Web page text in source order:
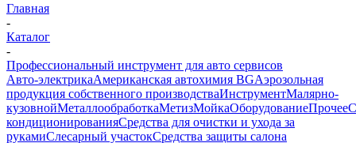
Главная
-
Каталог
-
Профессиональный инструмент для авто сервисов
Авто-электрикаАмериканская автохимия BGАэрозольная
продукция собственного производстваИнструментМалярно-
кузовнойМеталлообработкаМетизМойкаОборудованиеПрочее
кондиционированияСредства для очистки и ухода за
рукамиСлесарный участокСредства защиты салона